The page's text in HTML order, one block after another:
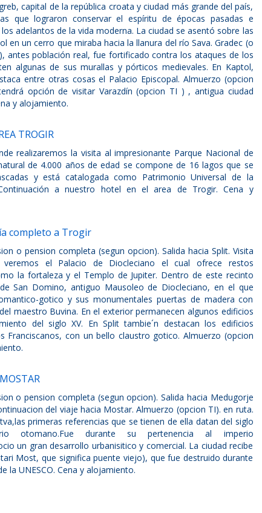
capital de la república croata y ciudad más grande del país,
que lograron conservar el espíritu de épocas pasadas e
adelantos de la vida moderna. La ciudad se asentó sobre las
en un cerro que miraba hacia la llanura del río Sava. Gradec (o
antes población real, fue fortificado contra los ataques de los
algunas de sus murallas y pórticos medievales. En Kaptol,
entre otras cosas el Palacio Episcopal. Almuerzo (opcion
opción de visitar Varazdín (opcion TI ) , antigua ciudad
y alojamiento.
TROGIR
realizaremos la visita al impresionante Parque Nacional de
de 4.000 años de edad se compone de 16 lagos que se
y está catalogada como Patrimonio Universal de la
a nuestro hotel en el area de Trogir. Cena y
completo a Trogir
o pension completa (segun opcion). Salida hacia Split. Visita
el Palacio de Diocleciano el cual ofrece restos
la fortaleza y el Templo de Jupiter. Dentro de este recinto
San Domino, antiguo Mausoleo de Diocleciano, en el que
gotico y sus monumentales puertas de madera con
maestro Buvina. En el exterior permanecen algunos edificios
del siglo XV. En Split tambie´n destacan los edificios
Franciscanos, con un bello claustro gotico. Almuerzo (opcion
o pension completa (segun opcion). Salida hacia Medugorje
del viaje hacia Mostar. Almuerzo (opcion TI). en ruta.
primeras referencias que se tienen de ella datan del siglo
otomano.Fue durante su pertenencia al imperio
un gran desarrollo urbanisitico y comercial. La ciudad recibe
Most, que significa puente viejo), que fue destruido durante
la UNESCO. Cena y alojamiento.